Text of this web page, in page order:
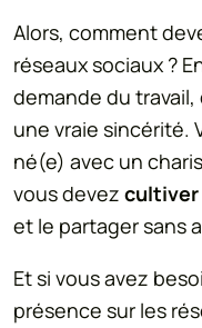
Alors, comment
réseaux sociaux ?
demande du
une vraie sincérité.
né(e) avec un
vous devez cultiver
et le partager sans
Et si vous avez
présence sur les